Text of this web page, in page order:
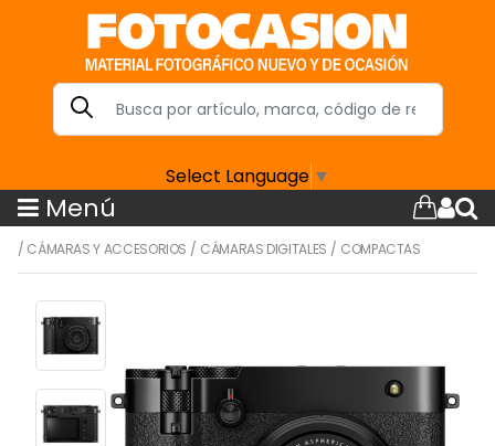
Select Language ▼
Menú
/ CÁMARAS Y ACCESORIOS / CÁMARAS DIGITALES / COMPACTAS